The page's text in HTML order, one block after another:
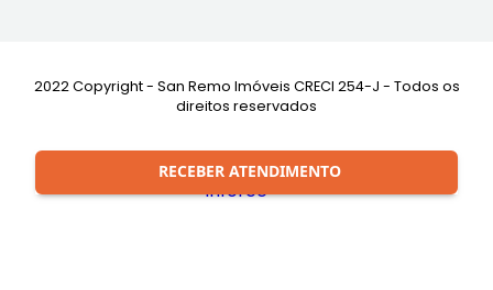
RECEBER ATENDIMENTO
2022 Copyright - San Remo Imóveis CRECI 254-J - Todos os
direitos reservados